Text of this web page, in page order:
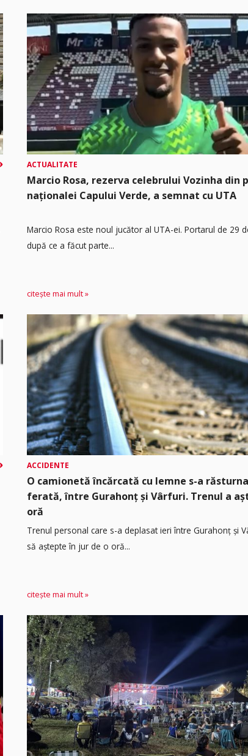
ACTUALITATE
Marcio Rosa, rezerva celebrului Vozinha din
naționalei Capului Verde, a semnat cu UTA
Marcio Rosa este noul jucător al UTA-ei. Portarul de 29
după ce a făcut parte...
citește mai mult »
ACCIDENTE
O camionetă încărcată cu lemne s-a
ferată, între Gurahonț și Vârfuri. Trenul a
oră
Trenul personal care s-a deplasat ieri între Gurahonț și
să aștepte în jur de o oră...
citește mai mult »